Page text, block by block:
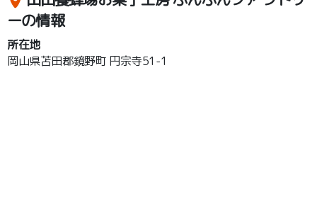
ーの情報
所在地
岡山県苫田郡鏡野町 円宗寺51-1